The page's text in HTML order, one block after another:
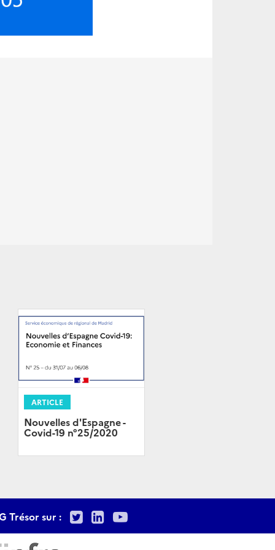
ARTICLE
Nouvelles d'Espagne -
Covid-19 n°25/2020
Trésor sur : TwitterLinkedIn
Youtube